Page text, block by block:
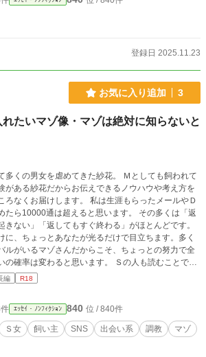
登録日 2025.11.23
お気に入り追加 3
たいマゾ像・マゾは絶対に知らないと
多くの男女を虐めてきた紗花。 Ｍとしても飼われて
がある紗花だからお伝えできるノウハウや考え方を
届けします。 私は生涯もらったメールやＤ
たら10000通は超えると思います。 その多くは「返
きない」「返してもすぐ終わる」がほとんどです。
に、ちょっとあなたが光るだけで目立ちます。多く
ルがいるマゾさんだからこそ、ちょっとの努力で全
率は変わると思います。 Ｓの人も読むことで、
なると確信しています。 ＳＭにおける大事なこ
増えることを心から願っています。
編 R18
ｴｯｾｲ・ﾉﾝﾌｨｸｼｮﾝ 840 位 / 840件
Ｓ女 飼い主 SNS 出会い系 調教
マゾ